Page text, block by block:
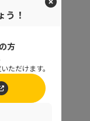
ースのセキ
化するとき
を落と...
ティ株式会社
う！
方
ただけます。